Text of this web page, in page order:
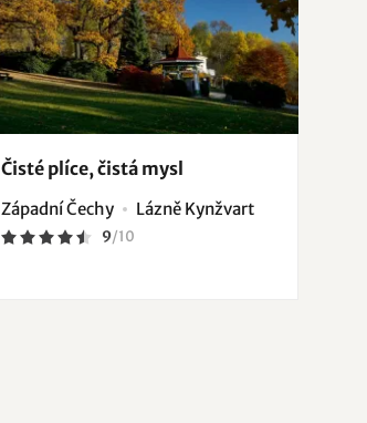
Čisté plíce, čistá mysl
Západní Čechy Lázně Kynžvart
9/10